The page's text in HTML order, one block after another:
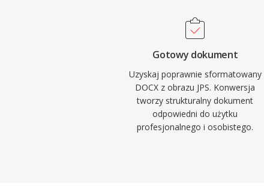
Gotowy dokument
Uzyskaj poprawnie sformatowany
DOCX z obrazu JPS. Konwersja
tworzy strukturalny dokument
odpowiedni do użytku
profesjonalnego i osobistego.